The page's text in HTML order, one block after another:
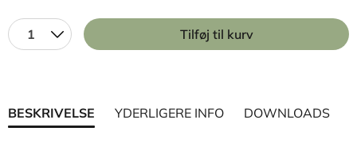
1 Tilføj til kurv
BESKRIVELSE YDERLIGERE INFO DOWNLOADS